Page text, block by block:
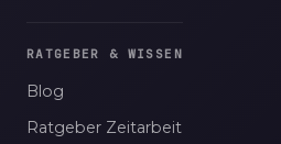
RATGEBER & WISSEN
Blog
Ratgeber Zeitarbeit